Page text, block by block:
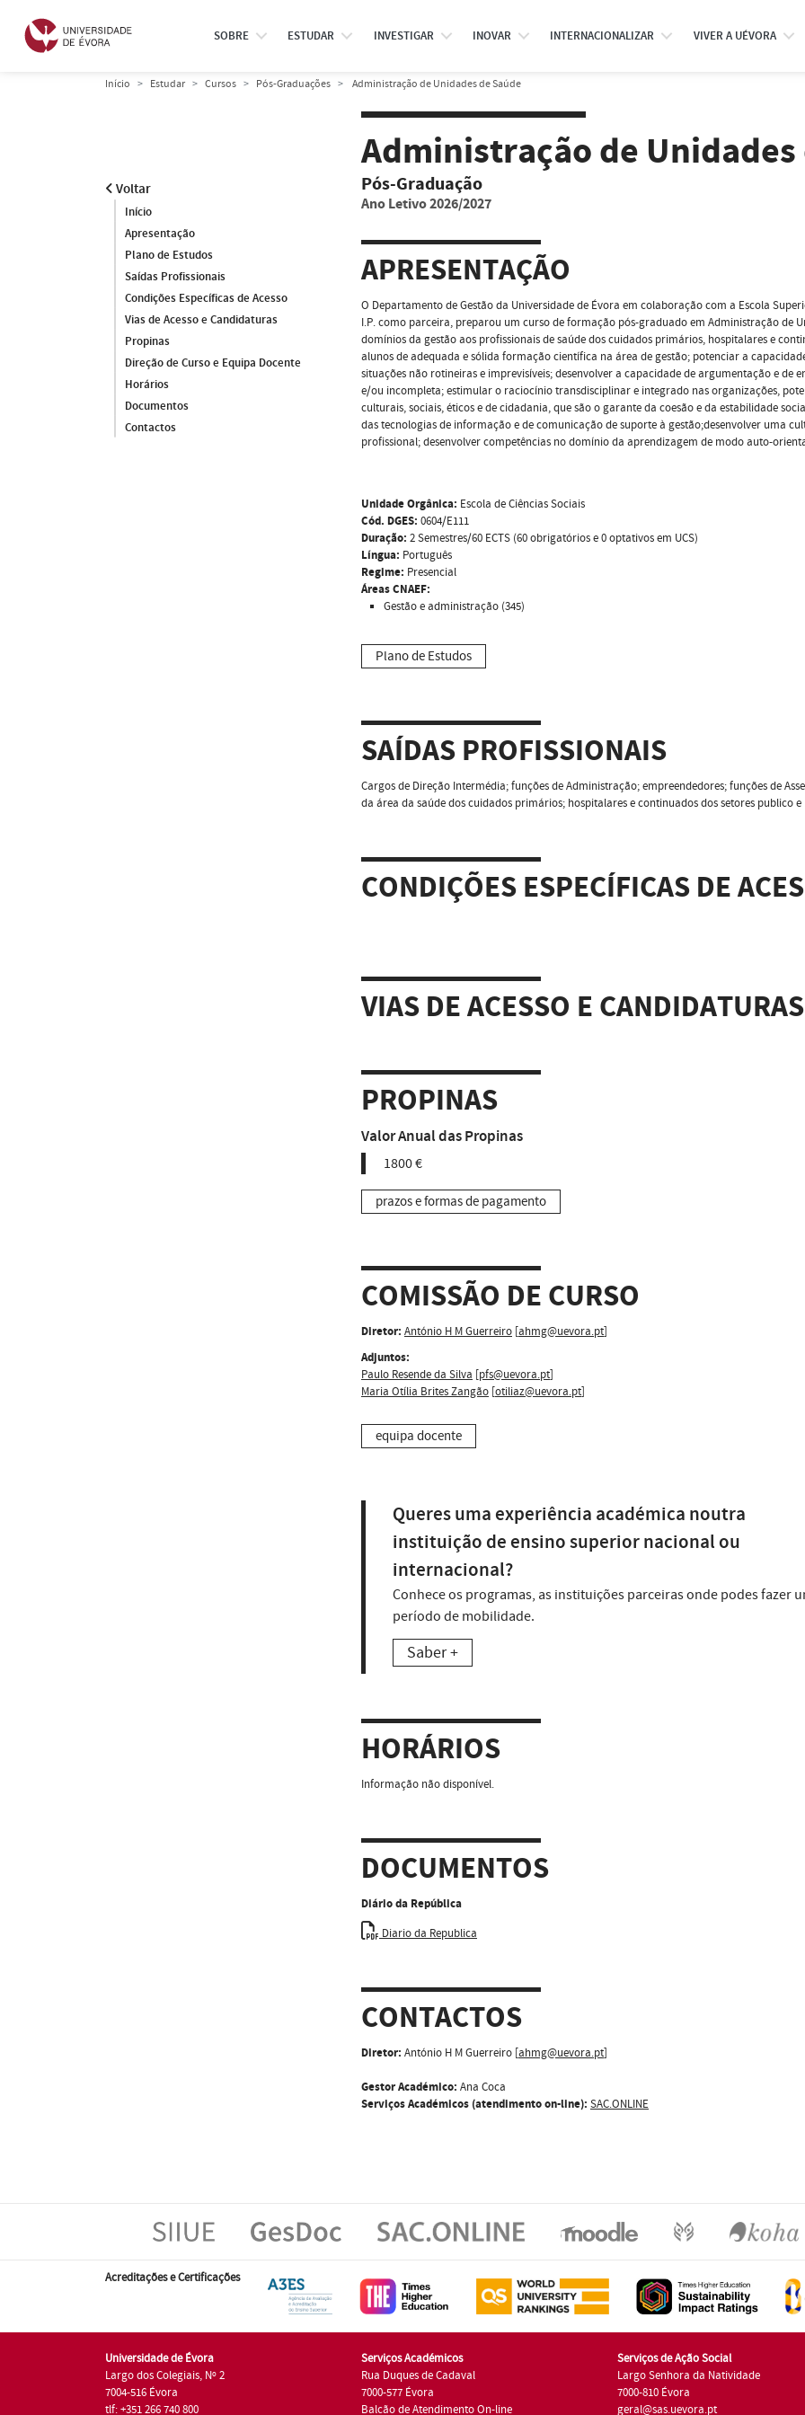
SOBRE ESTUDAR INVESTIGAR INOVAR INTERNACIONALIZAR VIVER A UÉVORA
Início Estudar Cursos Pós-Graduações Administração de Unidades de Saúde
Voltar
Início
Apresentação
Plano de Estudos
Saídas Profissionais
Condições Específicas de Acesso
Vias de Acesso e Candidaturas
Propinas
Direção de Curso e Equipa Docente
Horários
Documentos
Contactos
Administração de Unidades
Pós-Graduação
Ano Letivo 2026/2027
APRESENTAÇÃO
O Departamento de Gestão da Universidade de Évora em colaboração com a Escola
I.P. como parceira, preparou um curso de formação pós-graduado em Administração de
domínios da gestão aos profissionais de saúde dos cuidados primários, hospitalares e
alunos de adequada e sólida formação científica na área de gestão; potenciar a
situações não rotineiras e imprevisíveis; desenvolver a capacidade de argumentação e
e/ou incompleta; estimular o raciocínio transdisciplinar e integrado nas organizações,
culturais, sociais, éticos e de cidadania, que são o garante da coesão e da estabilidade
das tecnologias de informação e de comunicação de suporte à gestão;desenvolver uma
profissional; desenvolver competências no domínio da aprendizagem de modo auto-
Unidade Orgânica: Escola de Ciências Sociais
Cód. DGES: 0604/E111
Duração: 2 Semestres/60 ECTS (60 obrigatórios e 0 optativos em UCS)
Língua: Português
Regime: Presencial
Áreas CNAEF:
Gestão e administração (345)
Plano de Estudos
SAÍDAS PROFISSIONAIS
Cargos de Direção Intermédia; funções de Administração; empreendedores; funções de
da área da saúde dos cuidados primários; hospitalares e continuados dos setores publico
CONDIÇÕES ESPECÍFICAS DE
VIAS DE ACESSO E CANDIDATURAS
PROPINAS
Valor Anual das Propinas
1800 €
prazos e formas de pagamento
COMISSÃO DE CURSO
Diretor: António H M Guerreiro [ahmg@uevora.pt]
Adjuntos:
Paulo Resende da Silva [pfs@uevora.pt]
Maria Otília Brites Zangão [otiliaz@uevora.pt]
equipa docente
Queres uma experiência académica noutra
instituição de ensino superior nacional ou
internacional?
Conhece os programas, as instituições parceiras onde podes fazer
período de mobilidade.
Saber +
HORÁRIOS
Informação não disponível.
DOCUMENTOS
Diário da República
Diario da Republica
CONTACTOS
Diretor: António H M Guerreiro [ahmg@uevora.pt]
Gestor Académico: Ana Coca
Serviços Académicos (atendimento on-line): SAC.ONLINE
Acreditações e Certificações
Universidade de Évora
Largo dos Colegiais, Nº 2
7004-516 Évora
tlf: +351 266 740 800
Serviços Académicos
Rua Duques de Cadaval
7000-577 Évora
Balcão de Atendimento On-line
Serviços de Ação Social
Largo Senhora da Natividade
7000-810 Évora
geral@sas.uevora.pt